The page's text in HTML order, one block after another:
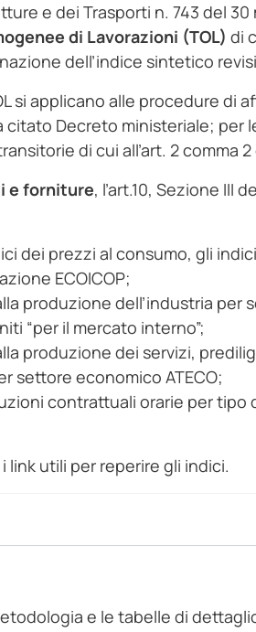
e dei Trasporti n. 743 del 30
di Lavorazioni (TOL) di
dell’indice sintetico
si applicano alle procedure di
Decreto ministeriale; per
di cui all’art. 2 comma
e forniture, l’art.10, Sezione III
dei prezzi al consumo, gli
ECOICOP;
produzione dell’industria per
“per il mercato interno”;
produzione dei servizi,
settore economico ATECO;
contrattuali orarie per
link utili per reperire gli indici.
e le tabelle di